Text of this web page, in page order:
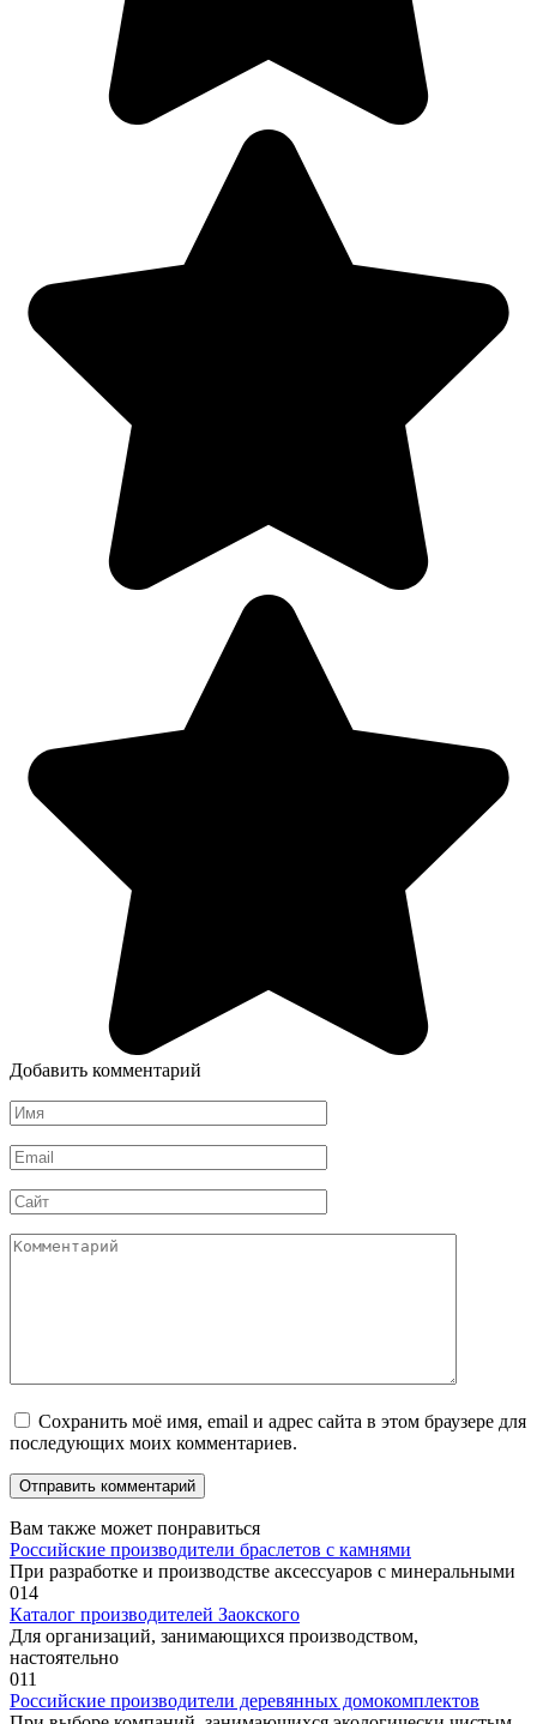
Добавить комментарий
Имя
*
Email
*
Сайт
Комментарий
Сохранить моё имя, email и адрес сайта в этом браузере для
последующих моих комментариев.
Вам также может понравиться
Российские производители браслетов с камнями
При разработке и производстве аксессуаров с минеральными
014
Каталог производителей Заокского
Для организаций, занимающихся производством,
настоятельно
011
Российские производители деревянных домокомплектов